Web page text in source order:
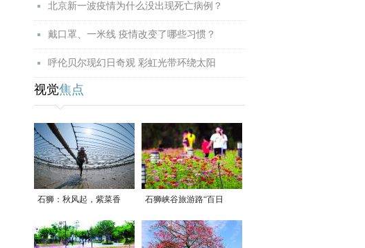
北京新一波疫情为什么没出现死亡病例？
戴口罩、一米线 疫情改变了哪些习惯？
呼伦贝尔现幻日奇观 彩虹光带环绕太阳
视觉焦点
石狮：秋风起，紫菜香 石狮峡谷旅游路“百日
草”争相斗艳